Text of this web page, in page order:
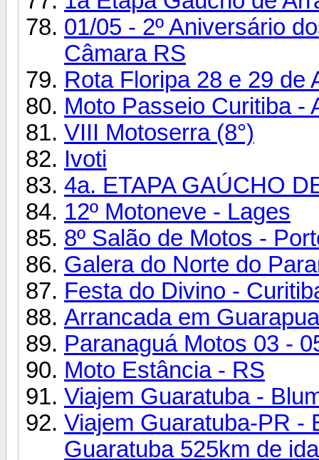
01/05 - 2º Aniversário
Câmara RS
Rota Floripa 28 e 29 de
Moto Passeio Curitiba -
VIII Motoserra (8°)
Ivoti
4a. ETAPA GAÚCHO
12º Motoneve - Lages
8º Salão de Motos -
Galera do Norte do
Festa do Divino -
Arrancada em
Paranaguá Motos 03 -
Moto Estância - RS
Viajem Guaratuba -
Viajem Guaratuba-PR -
Guaratuba 525km de